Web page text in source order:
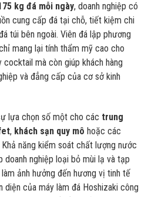
kg đá mỗi ngày, doanh nghiệp có
cung cấp đá tại chỗ, tiết kiệm chi
túi bên ngoài. Viên đá lập phương
mang lại tính thẩm mỹ cao cho
mà còn giúp khách hàng
và đẳng cấp của cơ sở kinh
lựa chọn số một cho các trung
, khách sạn quy mô hoặc các
Khả năng kiểm soát chất lượng nước
doanh nghiệp loại bỏ mùi lạ và tạp
ảnh hưởng đến hương vị tinh tế
diện của máy làm đá Hoshizaki công